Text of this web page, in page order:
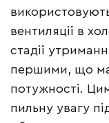
вентиляції в
стадії
першими, що
потужності.
пильну увагу